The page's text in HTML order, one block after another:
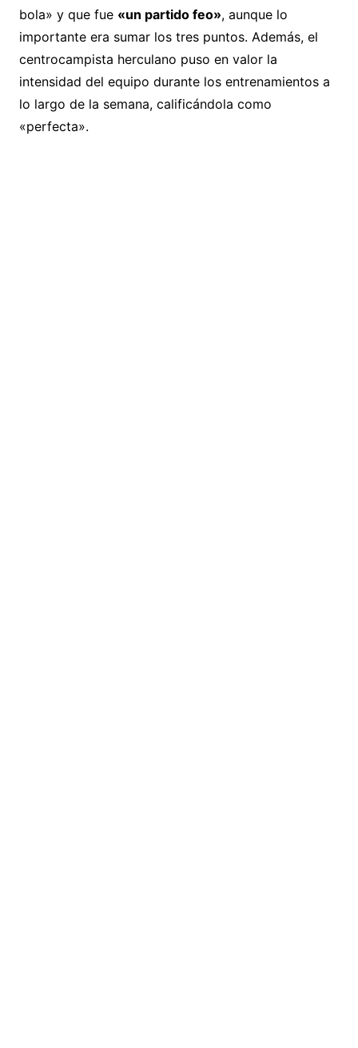
bola» y que fue «un partido feo», aunque lo
importante era sumar los tres puntos. Además, el
centrocampista herculano puso en valor la
intensidad del equipo durante los entrenamientos a
lo largo de la semana, calificándola como
«perfecta».